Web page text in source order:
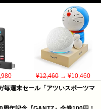
¥12,460→ ¥10,460
毎週末セール「アツいスポーツマ